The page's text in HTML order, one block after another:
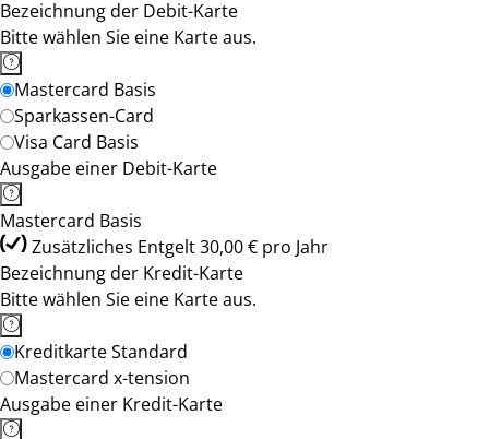
Bezeichnung der Debit-Karte
Bitte wählen Sie eine Karte aus.
Mastercard Basis
Sparkassen-Card
Visa Card Basis
Ausgabe einer Debit-Karte
Mastercard Basis
Zusätzliches Entgelt 30,00 € pro Jahr
Bezeichnung der Kredit-Karte
Bitte wählen Sie eine Karte aus.
Kreditkarte Standard
Mastercard x-tension
Ausgabe einer Kredit-Karte